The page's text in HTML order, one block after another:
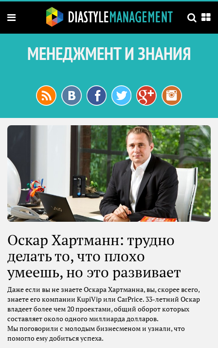
МЕНЕДЖМЕНТ И ЗНАНИЯ
Оскар Хартманн: трудно
делать то, что плохо
умеешь, но это развивает
Даже если вы не знаете Оскара Хартманна, вы, скорее всего,
знаете его компании KupiVip или CarPrice. 33-летний Оскар
владеет более чем 20 проектами, общий оборот которых
составляет около одного миллиарда долларов.
Мы поговорили с молодым бизнесменом и узнали, что
помогло ему добиться успеха.